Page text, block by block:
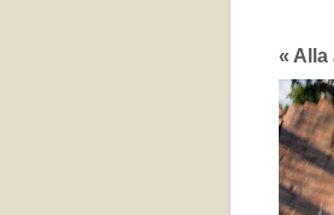
« Alla